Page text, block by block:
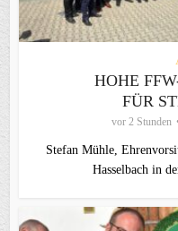
HOHE
FÜR
vor 2 Stunden
Stefan Mühle,
Hasselbach in